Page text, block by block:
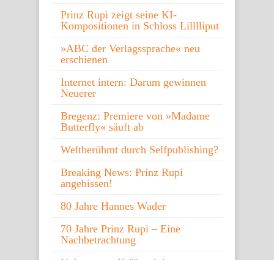
Prinz Rupi zeigt seine KI-
Kompositionen in Schloss Lilllliput
»ABC der Verlagssprache« neu
erschienen
Internet intern: Darum gewinnen
Neuerer
Bregenz: Premiere von »Madame
Butterfly« säuft ab
Weltberühmt durch Selfpublishing?
Breaking News: Prinz Rupi
angebissen!
80 Jahre Hannes Wader
70 Jahre Prinz Rupi – Eine
Nachbetrachtung